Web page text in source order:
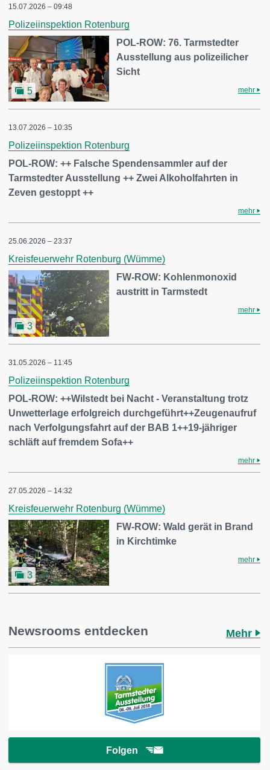
15.07.2026 – 09:48
Polizeiinspektion Rotenburg
5
POL-ROW: 76. Tarmstedter
Ausstellung aus polizeilicher
Sicht
mehr
13.07.2026 – 10:35
Polizeiinspektion Rotenburg
POL-ROW: ++ Falsche Spendensammler auf der
Tarmstedter Ausstellung ++ Zwei Alkoholfahrten in
Zeven gestoppt ++
mehr
25.06.2026 – 23:37
Kreisfeuerwehr Rotenburg (Wümme)
3
FW-ROW: Kohlenmonoxid
austritt in Tarmstedt
mehr
31.05.2026 – 11:45
Polizeiinspektion Rotenburg
POL-ROW: ++Wilstedt bei Nacht - Veranstaltung trotz
Unwetterlage erfolgreich durchgeführt++Zeugenaufruf
nach Verfolgungsfahrt auf der BAB 1++19-jähriger
schläft auf fremdem Sofa++
mehr
27.05.2026 – 14:32
Kreisfeuerwehr Rotenburg (Wümme)
3
FW-ROW: Wald gerät in Brand
in Kirchtimke
mehr
Newsrooms entdecken Mehr
Folgen